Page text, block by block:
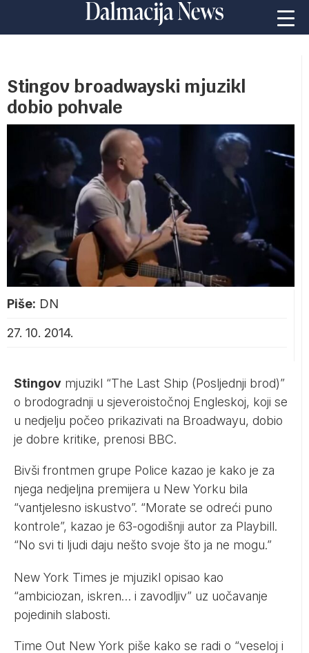
Stingov broadwayski mjuzikl
dobio pohvale
Piše: DN
27. 10. 2014.
Stingov mjuzikl “The Last Ship (Posljednji brod)”
o brodogradnji u sjeveroistočnoj Engleskoj, koji se
u nedjelju počeo prikazivati na Broadwayu, dobio
je dobre kritike, prenosi BBC.
Bivši frontmen grupe Police kazao je kako je za
njega nedjeljna premijera u New Yorku bila
“vantjelesno iskustvo”. “Morate se odreći puno
kontrole”, kazao je 63-ogodišnji autor za Playbill.
“No svi ti ljudi daju nešto svoje što ja ne mogu.”
New York Times je mjuzikl opisao kao
“ambiciozan, iskren… i zavodljiv” uz uočavanje
pojedinih slabosti.
Time Out New York piše kako se radi o “veseloj i